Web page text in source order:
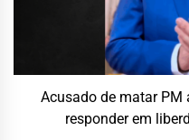
Acusado de matar PM
responder em